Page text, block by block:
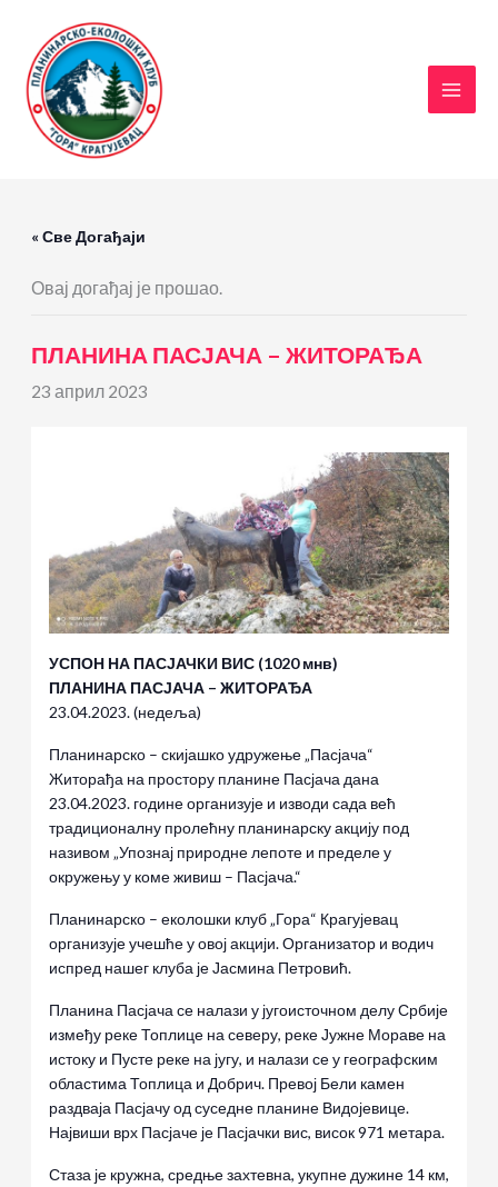
садржај
« Све Догађаји
Овај догађај је прошао.
ПЛАНИНА ПАСЈАЧА – ЖИТОРАЂА
23 април 2023
УСПОН НА ПАСЈАЧКИ ВИС (1020 мнв)
ПЛАНИНА ПАСЈАЧА – ЖИТОРАЂА
23.04.2023. (недеља)
Планинарско – скијашко удружење „Пасјача“
Житорађа на простору планине Пасјача дана
23.04.2023. године организује и изводи сада већ
традиционалну пролећну планинарску акцију под
називом „Упознај природне лепоте и пределе у
окружењу у коме живиш – Пасјача.“
Планинарско – еколошки клуб „Гора“ Крагујевац
организује учешће у овој акцији. Организатор и водич
испред нашег клуба је Јасмина Петровић.
Планина Пасјача се налази у југоисточном делу Србије
између реке Топлице на северу, реке Јужне Мораве на
истоку и Пусте реке на југу, и налази се у географским
областима Топлица и Добрич. Превој Бели камен
раздваја Пасјачу од суседне планине Видојевице.
Највиши врх Пасјаче је Пасјачки вис, висок 971 метара.
Стаза је кружна, средње захтевна, укупне дужине 14 км,